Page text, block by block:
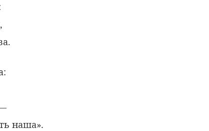
наша».